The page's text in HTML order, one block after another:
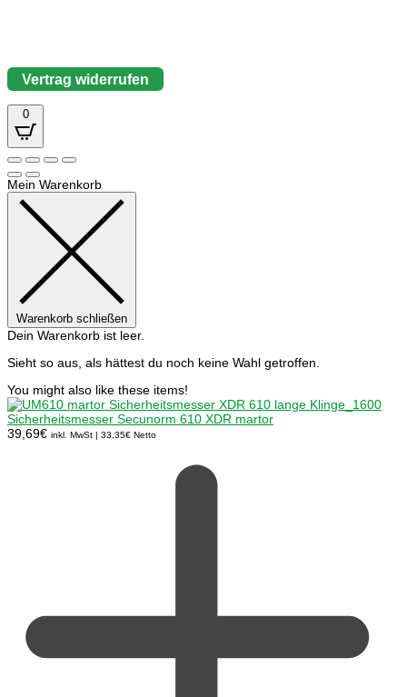
Vertrag widerrufen
0
Mein Warenkorb
Warenkorb schließen
Dein Warenkorb ist leer.
Sieht so aus, als hättest du noch keine Wahl getroffen.
You might also like these items!
Sicherheitsmesser Secunorm 610 XDR martor
39,69€ inkl. MwSt | 33,35€ Netto